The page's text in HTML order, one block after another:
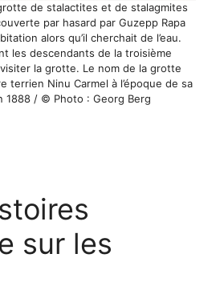
de stalactites et de stalagmites
par hasard par Guzepp Rapa
alors qu’il cherchait de l’eau.
les descendants de la troisième
la grotte. Le nom de la grotte
terrien Ninu Carmel à l’époque de sa
1888 / © Photo : Georg Berg
sur les